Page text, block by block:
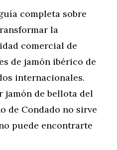
completa sobre
la
comercial de
de jamón ibérico de
internacionales.
jamón de bellota del
de Condado no sirve
puede encontrarte